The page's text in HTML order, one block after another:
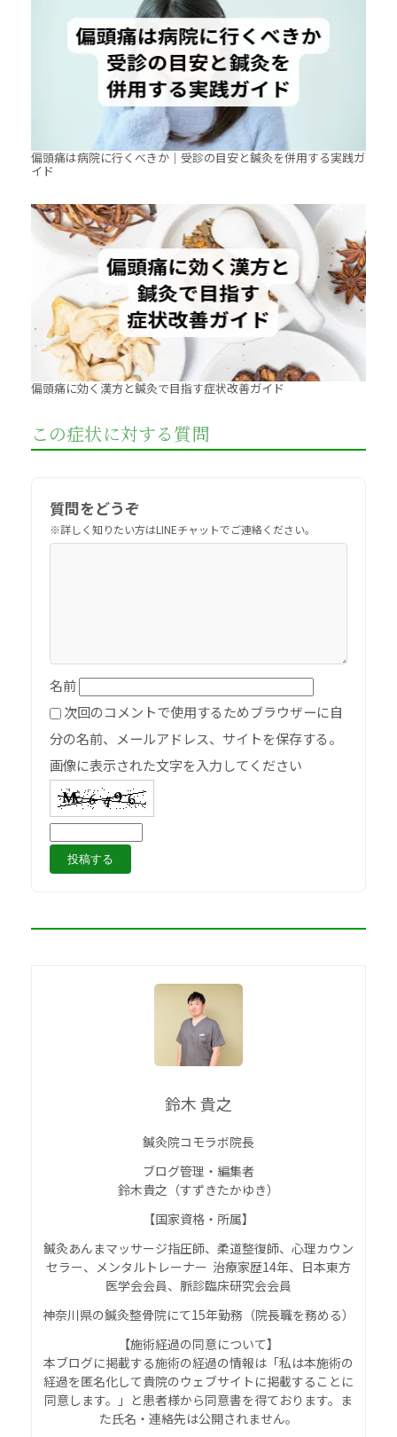
偏頭痛は病院に行くべきか｜受診の目安と鍼灸を併用する実践ガ
イド
偏頭痛に効く漢方と鍼灸で目指す症状改善ガイド
この症状に対する質問
質問をどうぞ
名前
次回のコメントで使用するためブラウザーに自
分の名前、メールアドレス、サイトを保存する。
画像に表示された文字を入力してください
鈴木 貴之
鍼灸院コモラボ院長
ブログ管理・編集者
鈴木貴之（すずきたかゆき）
【国家資格・所属】
鍼灸あんまマッサージ指圧師、柔道整復師、心理カウン
セラー、メンタルトレーナー 治療家歴14年、日本東方
医学会会員、脈診臨床研究会会員
神奈川県の鍼灸整骨院にて15年勤務（院長職を務める）
【施術経過の同意について】
本ブログに掲載する施術の経過の情報は「私は本施術の
経過を匿名化して貴院のウェブサイトに掲載することに
同意します。」と患者様から同意書を得ております。ま
た氏名・連絡先は公開されません。